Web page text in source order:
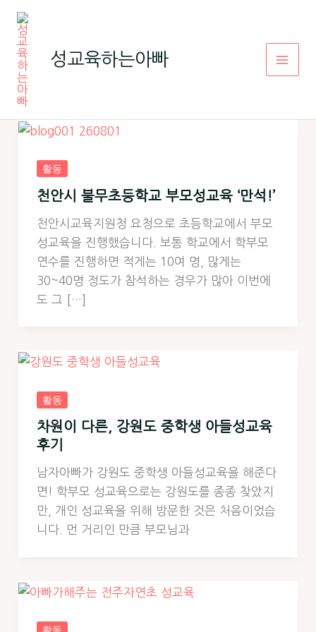
뛰
성교육하는아빠
활동
천안시 불무초등학교 부모성교육 ‘만석!’
천안시교육지원청 요청으로 초등학교에서 부모
성교육을 진행했습니다. 보통 학교에서 학부모
연수를 진행하면 적게는 10여 명, 많게는
30~40명 정도가 참석하는 경우가 많아 이번에
도 그 […]
활동
차원이 다른, 강원도 중학생 아들성교육
후기
남자아빠가 강원도 중학생 아들성교육을 해준다
면! 학부모 성교육으로는 강원도를 종종 찾았지
만, 개인 성교육을 위해 방문한 것은 처음이었습
니다. 먼 거리인 만큼 부모님과